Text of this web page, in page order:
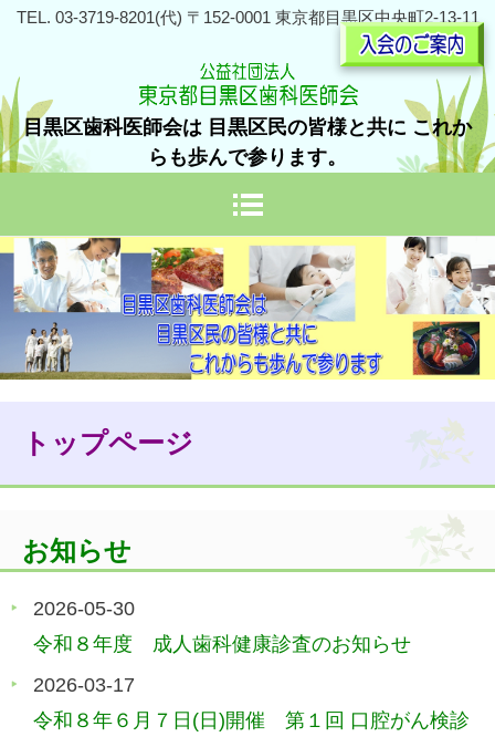
TEL. 03-3719-8201(代) 〒152-0001 東京都目黒区中央町2-13-11
目黒区歯科医師会は 目黒区民の皆様と共に これか
らも歩んで参ります。
トップページ
お知らせ
2026-05-30
令和８年度 成人歯科健康診査のお知らせ
2026-03-17
令和８年６月７日(日)開催 第１回 口腔がん検診